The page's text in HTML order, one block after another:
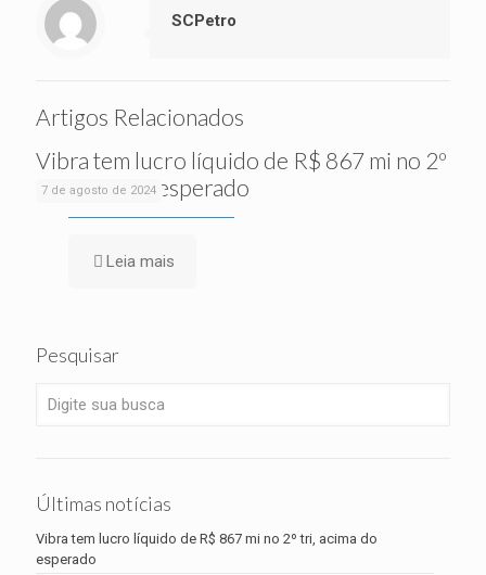
SCPetro
Artigos Relacionados
7 de agosto de 2024
Vibra tem lucro líquido de R$ 867 mi no 2º
tri, acima do esperado
Leia mais
Pesquisar
Últimas notícias
Vibra tem lucro líquido de R$ 867 mi no 2º tri, acima do
esperado